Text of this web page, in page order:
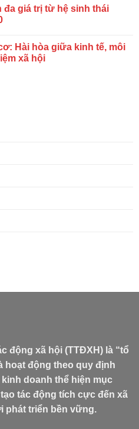
đa giá trị từ hệ sinh thái
Hài hòa giữa kinh tế, môi
xã hội
động xã hội (TTĐXH) là “tổ
hoạt động theo quy định
doanh thể hiện mục
tác động tích cực đến xã
phát triển bền vững.